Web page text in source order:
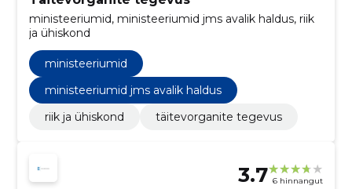
ministeeriumid, ministeeriumid jms avalik haldus, riik
ja ühiskond
ministeeriumid
ministeeriumid jms avalik haldus
riik ja ühiskond
täitevorganite tegevus
3.7 6 hinnangut